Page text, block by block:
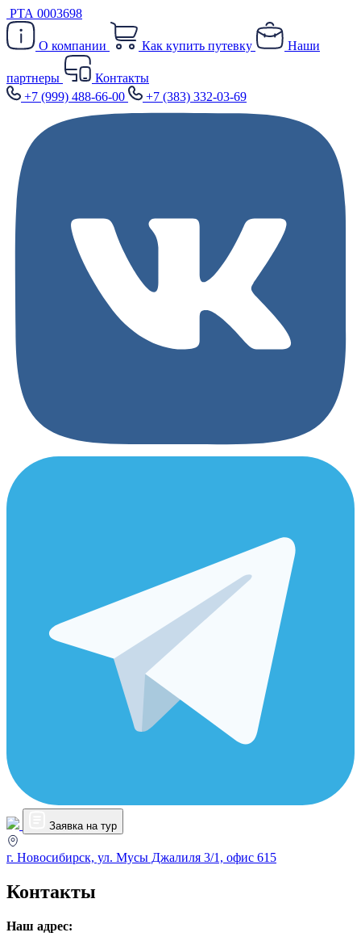
РТА 0003698
О компании Как купить путевку Наши
партнеры
Контакты
+7 (999) 488-66-00
+7 (383) 332-03-69
Заявка на тур
г. Новосибирск, ул. Мусы Джалиля 3/1, офис 615
Контакты
Наш адрес: